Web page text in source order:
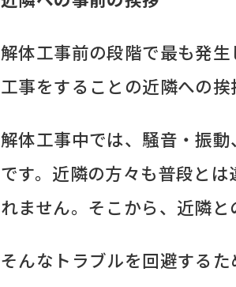
解体工事前の段階で最も発
工事をすることの近隣への挨
解体工事中では、騒音・振
です。近隣の方々も普段と
れません。そこから、近隣
そんなトラブルを回避する